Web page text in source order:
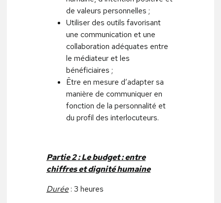
de valeurs personnelles ;
Utiliser des outils favorisant
une communication et une
collaboration adéquates entre
le médiateur et les
bénéficiaires ;
Être en mesure d’adapter sa
manière de communiquer en
fonction de la personnalité et
du profil des interlocuteurs.
Partie 2 : Le budget : entre
chiffres et dignité humaine
Durée: 3 heures